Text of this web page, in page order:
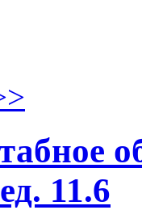
11.6